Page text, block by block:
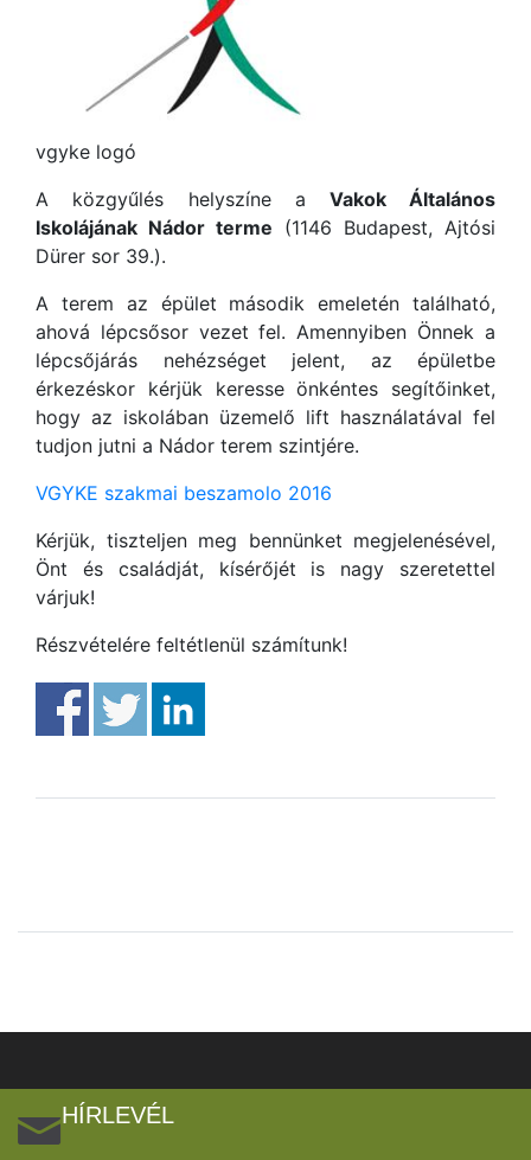
vgyke logó
A közgyűlés helyszíne a Vakok Általános
Iskolájának Nádor terme (1146 Budapest, Ajtósi
Dürer sor 39.).
A terem az épület második emeletén található,
ahová lépcsősor vezet fel. Amennyiben Önnek a
lépcsőjárás nehézséget jelent, az épületbe
érkezéskor kérjük keresse önkéntes segítőinket,
hogy az iskolában üzemelő lift használatával fel
tudjon jutni a Nádor terem szintjére.
VGYKE szakmai beszamolo 2016
Kérjük, tiszteljen meg bennünket megjelenésével,
Önt és családját, kísérőjét is nagy szeretettel
várjuk!
Részvételére feltétlenül számítunk!
HÍRLEVÉL